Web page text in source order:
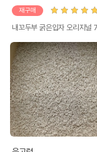
재구매
내꼬두부 굵은입자 오리지널